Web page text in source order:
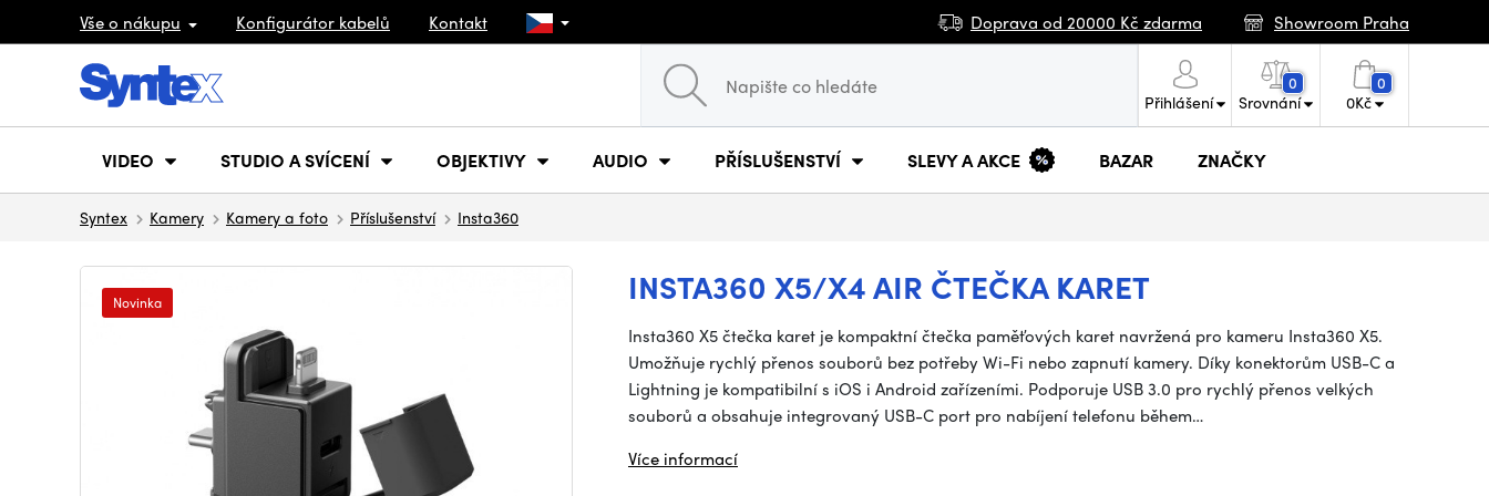
Vše o nákupu Konfigurátor kabelů Kontakt Doprava od 20000 Kč zdarma Showroom Praha
Přihlášení
0
Srovnání
0
0Kč
VIDEO STUDIO A SVÍCENÍ OBJEKTIVY AUDIO PŘÍSLUŠENSTVÍ SLEVY A AKCE BAZAR ZNAČKY
Syntex Kamery Kamery a foto Příslušenství Insta360
INSTA360 X5/X4 AIR ČTEČKA KARET
Novinka
Insta360 X5 čtečka karet je kompaktní čtečka paměťových karet navržená pro kameru Insta360 X5.
Umožňuje rychlý přenos souborů bez potřeby Wi-Fi nebo zapnutí kamery. Díky konektorům USB-C a
Lightning je kompatibilní s iOS i Android zařízeními. Podporuje USB 3.0 pro rychlý přenos velkých
souborů a obsahuje integrovaný USB-C port pro nabíjení telefonu během…
Více informací